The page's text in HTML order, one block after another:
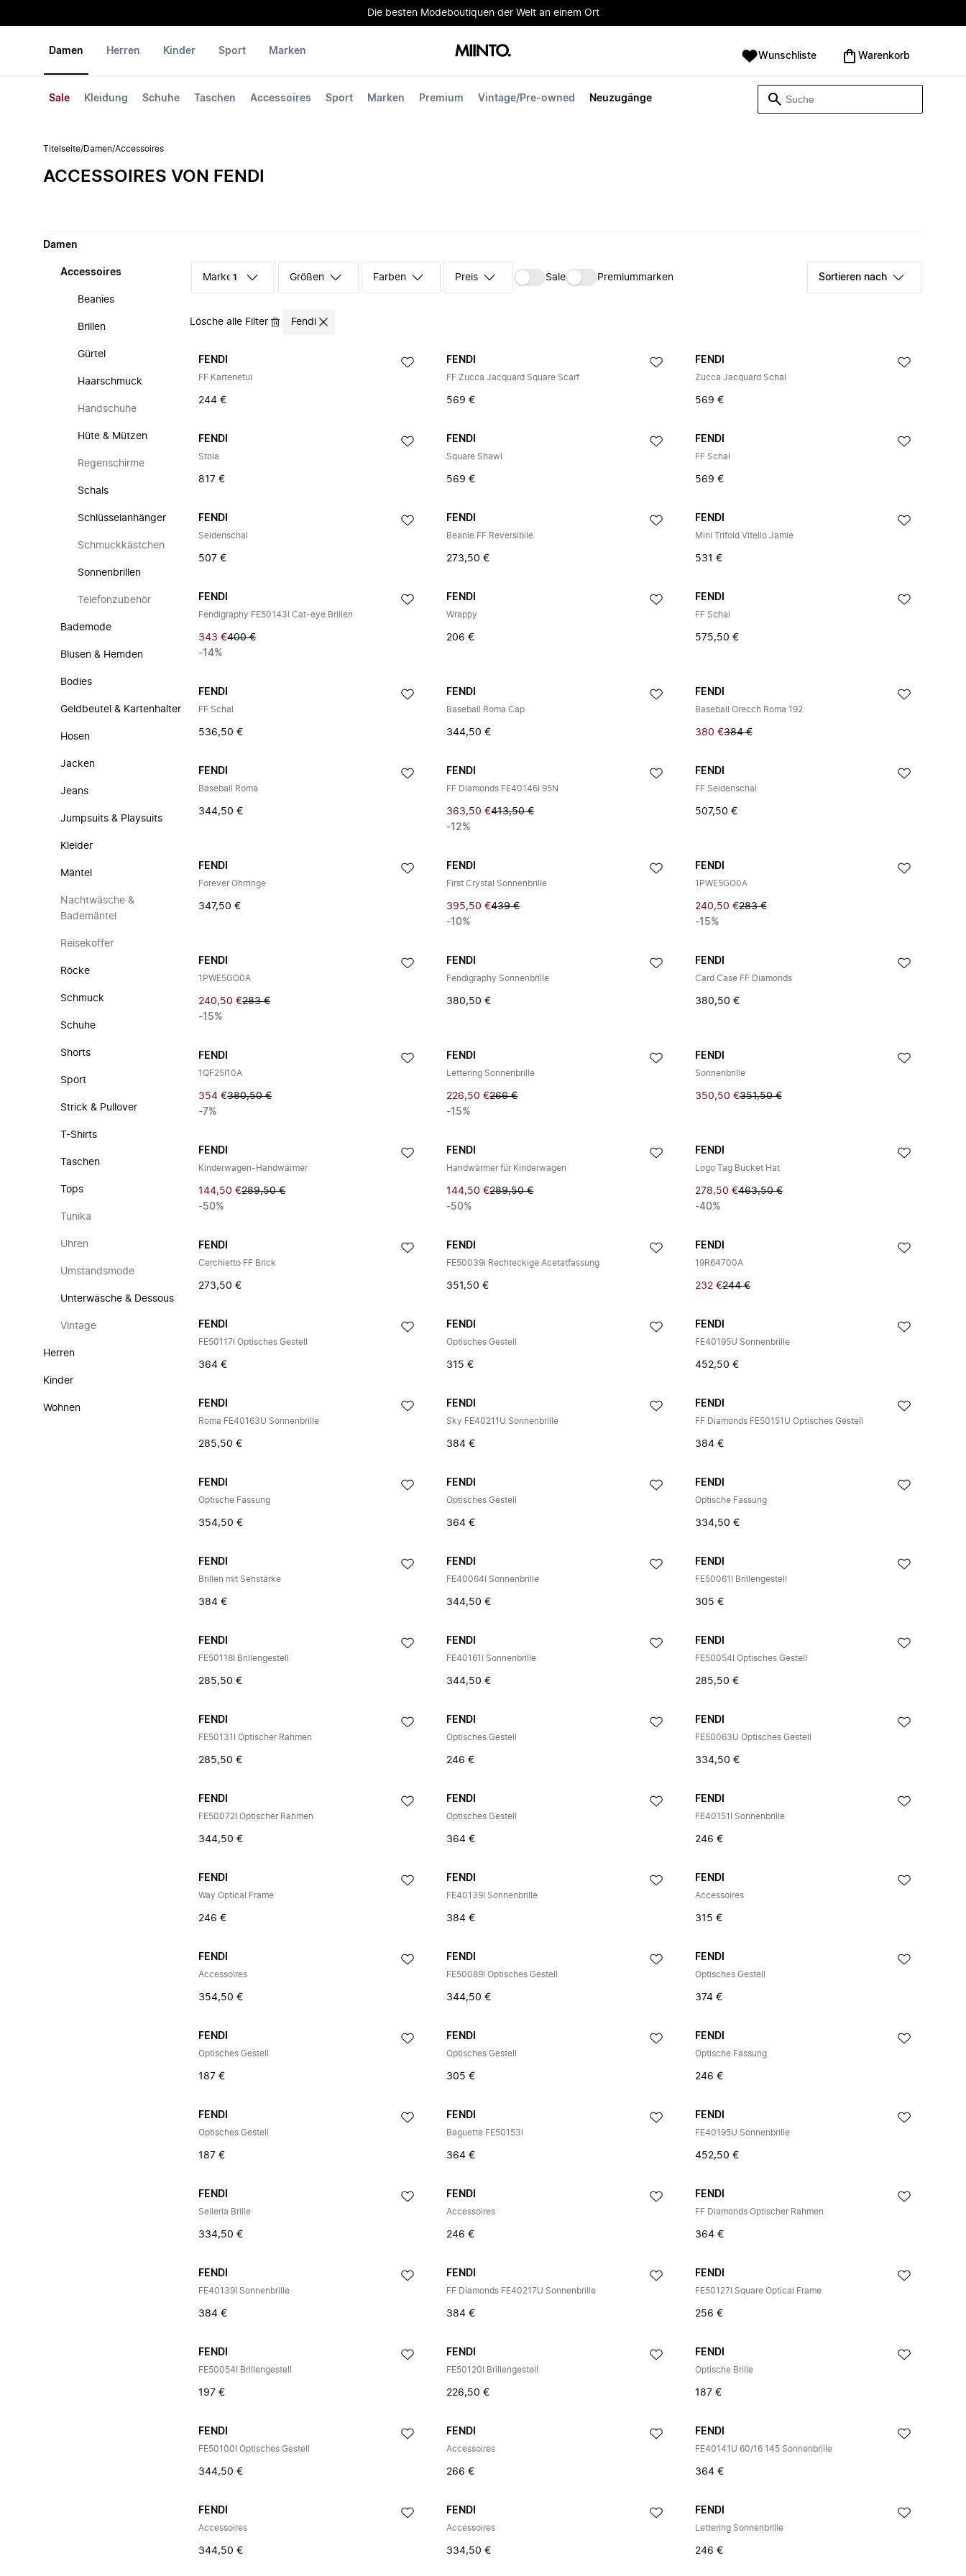
Die besten Modeboutiquen der Welt an einem Ort
Damen
Sale Kleidung Schuhe Taschen Accessoires Sport Marken Premium Vintage/Pre-owned Neuzugänge
Herren Kinder Sport Marken Wunschliste Warenkorb
Titelseite/Damen/Accessoires
ACCESSOIRES VON FENDI
Damen
Accessoires
Beanies
Brillen
Gürtel
Haarschmuck
Handschuhe
Hüte & Mützen
Regenschirme
Schals
Schlüsselanhänger
Schmuckkästchen
Sonnenbrillen
Telefonzubehör
Bademode
Blusen & Hemden
Bodies
Geldbeutel & Kartenhalter
Hosen
Jacken
Jeans
Jumpsuits & Playsuits
Kleider
Mäntel
Nachtwäsche &
Bademäntel
Reisekoffer
Röcke
Schmuck
Schuhe
Shorts
Sport
Strick & Pullover
T-Shirts
Taschen
Tops
Tunika
Uhren
Umstandsmode
Unterwäsche & Dessous
Vintage
Herren
Kinder
Wohnen
Marke 1 Größen Farben Preis Sale Premiummarken Sortieren nach
Lösche alle Filter Fendi
FENDI
FF Kartenetui
244 €
FENDI
FF Zucca Jacquard Square Scarf
569 €
FENDI
Zucca Jacquard Schal
569 €
FENDI
Stola
817 €
FENDI
Square Shawl
569 €
FENDI
FF Schal
569 €
FENDI
Seidenschal
507 €
FENDI
Beanie FF Reversibile
273,50 €
FENDI
Mini Trifold Vitello Jamie
531 €
FENDI
Fendigraphy FE50143I Cat-eye Brillen
343 €400 €
-14%
FENDI
Wrappy
206 €
FENDI
FF Schal
575,50 €
FENDI
FF Schal
536,50 €
FENDI
Baseball Roma Cap
344,50 €
FENDI
Baseball Orecch Roma 192
380 €384 €
FENDI
Baseball Roma
344,50 €
FENDI
FF Diamonds FE40146I 95N
363,50 €413,50 €
-12%
FENDI
FF Seidenschal
507,50 €
FENDI
Forever Ohrringe
347,50 €
FENDI
First Crystal Sonnenbrille
395,50 €439 €
-10%
FENDI
1PWE5GO0A
240,50 €283 €
-15%
FENDI
1PWE5GO0A
240,50 €283 €
-15%
FENDI
Fendigraphy Sonnenbrille
380,50 €
FENDI
Card Case FF Diamonds
380,50 €
FENDI
1QF25I10A
354 €380,50 €
-7%
FENDI
Lettering Sonnenbrille
226,50 €266 €
-15%
FENDI
Sonnenbrille
350,50 €351,50 €
FENDI
Kinderwagen-Handwärmer
144,50 €289,50 €
-50%
FENDI
Handwärmer für Kinderwagen
144,50 €289,50 €
-50%
FENDI
Logo Tag Bucket Hat
278,50 €463,50 €
-40%
FENDI
Cerchietto FF Brick
273,50 €
FENDI
FE50039i Rechteckige Acetatfassung
351,50 €
FENDI
19R64700A
232 €244 €
FENDI
FE50117I Optisches Gestell
364 €
FENDI
Optisches Gestell
315 €
FENDI
FE40195U Sonnenbrille
452,50 €
FENDI
Roma FE40163U Sonnenbrille
285,50 €
FENDI
Sky FE40211U Sonnenbrille
384 €
FENDI
FF Diamonds FE50151U Optisches Gestell
384 €
FENDI
Optische Fassung
354,50 €
FENDI
Optisches Gestell
364 €
FENDI
Optische Fassung
334,50 €
FENDI
Brillen mit Sehstärke
384 €
FENDI
FE40064I Sonnenbrille
344,50 €
FENDI
FE50061I Brillengestell
305 €
FENDI
FE50118I Brillengestell
285,50 €
FENDI
FE40161I Sonnenbrille
344,50 €
FENDI
FE50054I Optisches Gestell
285,50 €
FENDI
FE50131I Optischer Rahmen
285,50 €
FENDI
Optisches Gestell
246 €
FENDI
FE50063U Optisches Gestell
334,50 €
FENDI
FE50072I Optischer Rahmen
344,50 €
FENDI
Optisches Gestell
364 €
FENDI
FE40151I Sonnenbrille
246 €
FENDI
Way Optical Frame
246 €
FENDI
FE40139I Sonnenbrille
384 €
FENDI
Accessoires
315 €
FENDI
Accessoires
354,50 €
FENDI
FE50089I Optisches Gestell
344,50 €
FENDI
Optisches Gestell
374 €
FENDI
Optisches Gestell
187 €
FENDI
Optisches Gestell
305 €
FENDI
Optische Fassung
246 €
FENDI
Optisches Gestell
187 €
FENDI
Baguette FE50153I
364 €
FENDI
FE40195U Sonnenbrille
452,50 €
FENDI
Selleria Brille
334,50 €
FENDI
Accessoires
246 €
FENDI
FF Diamonds Optischer Rahmen
364 €
FENDI
FE40139I Sonnenbrille
384 €
FENDI
FF Diamonds FE40217U Sonnenbrille
384 €
FENDI
FE50127I Square Optical Frame
256 €
FENDI
FE50054I Brillengestell
197 €
FENDI
FE50120I Brillengestell
226,50 €
FENDI
Optische Brille
187 €
FENDI
FE50100I Optisches Gestell
344,50 €
FENDI
Accessoires
266 €
FENDI
FE40141U 60/16 145 Sonnenbrille
364 €
FENDI
Accessoires
344,50 €
FENDI
Accessoires
334,50 €
FENDI
Lettering Sonnenbrille
246 €